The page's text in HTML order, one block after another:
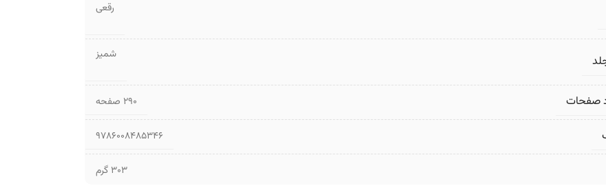
رقعی
شمیز
صفحات ۲۹۰ صفحه
9786008485346
303 گرم